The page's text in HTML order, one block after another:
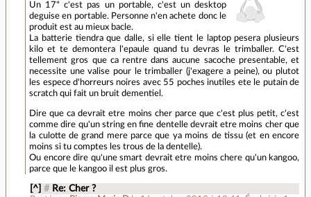
Un 17" c'est pas un portable, c'est un desktop
deguise en portable. Personne n'en achete donc le
produit est au mieux bacle.
La batterie tiendra que dalle, si elle tient le laptop pesera plusieurs
kilo et te demontera l'epaule quand tu devras le trimballer. C'est
tellement gros que ca rentre dans aucune sacoche presentable, et
necessite une valise pour le trimballer (j'exagere a peine), ou plutot
les espece d'horreurs noires avec 55 poches inutiles ete le putain de
scratch qui fait un bruit dementiel.
Dire que ca devrait etre moins cher parce que c'est plus petit, c'est
comme dire qu'un string en fine dentelle devrait etre moins cher que
la culotte de grand mere parce que ya moins de tissu (et en encore
moins si tu comptes les trous de la dentelle).
Ou encore dire qu'une smart devrait etre moins chere qu'un kangoo,
parce que le kangoo il est plus gros.
[^] # Re: Cher ?